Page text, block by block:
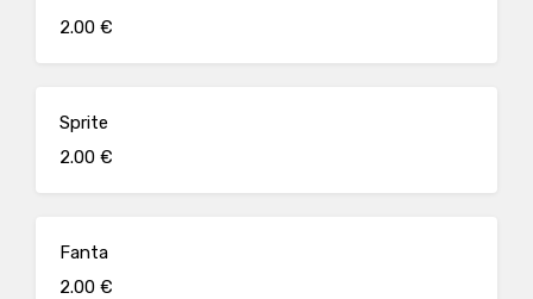
2.00 €
Sprite
2.00 €
Fanta
2.00 €